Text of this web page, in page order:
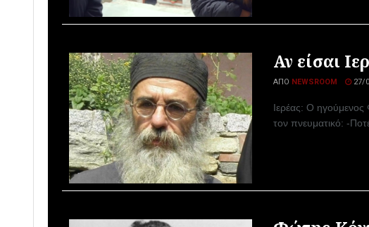
Αν είσαι
ΑΠΌ NEWSROOM 27/
Ιερέας: O
τον πνευματικό: -